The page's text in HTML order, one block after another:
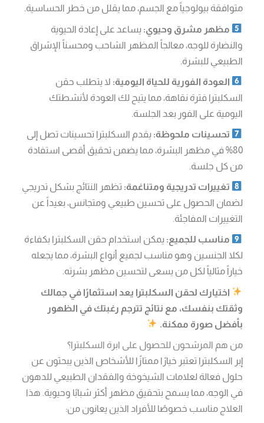
متوافقة بيولوجياً مع الجسم، مما يقلل من خطر الحساسية.
مظهر مشرق وحيوي: يساعد على إعادة الحيوية
والنضارة للوجه، معالجاً المظهر الشاحب ومحسناً الإشراق
الطبيعي للبشرة.
العودة الفورية للحياة اليومية: لا يتطلب حقن
السكلبترا فترة نقاهة، مما يتيح لك العودة لأنشطتك
اليومية على الفور بعد الجلسة.
تحسينات ملحوظة: يقدم السكلبترا تحسينات تصل إلى
80% في مظهر البشرة، مما يضمن تحقيق أقصى استفادة
من كل جلسة.
تغييرات تدريجية ومتناغمة: تظهر النتائج بشكل تدريجي
لضمان الحصول على تحسين طبيعي ومتجانس، بعيداً عن
التغييرات المفاجئة.
مناسب للجميع: يمكن استخدام حقن السكلبترا بكفاءة
لكلا الجنسين وهو مناسب لجميع أنواع البشرة، مما يجعله
خياراً مثالياً لكل من يسعى لتحسين مظهر بشرته.
اختيارك لحقن السكلبترا يعد استثمارًا في جمالك
وثقتك بنفسك، مع نتائج تترجم رغبتك في الظهور
بأفضل صورة ممكنة.
من هم المرشحون للحصول على ابرة السكلبترا؟
إبر السكلبترا تعتبر خيارًا ممتازًا للأشخاص الذين يبحثون عن
حلول فعالة لعلامات الشيخوخة والفقدان الطبيعي للدهون
في الوجه، مما يسمح بتحقيق مظهر أكثر شبابًا وحيوية. هذا
العلاج مناسب خصوصًا للأفراد الذين يعانون من: